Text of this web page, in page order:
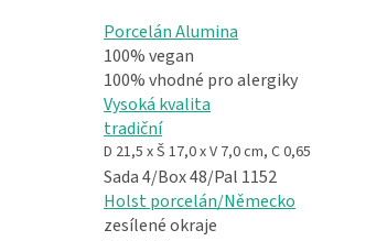
Porcelán Alumina
100% vegan
100% vhodné pro alergiky
Vysoká kvalita
tradiční
D 21,5 x Š 17,0 x V 7,0 cm, C 0,65
Sada 4/Box 48/Pal 1152
Holst porcelán/Německo
zesílené okraje